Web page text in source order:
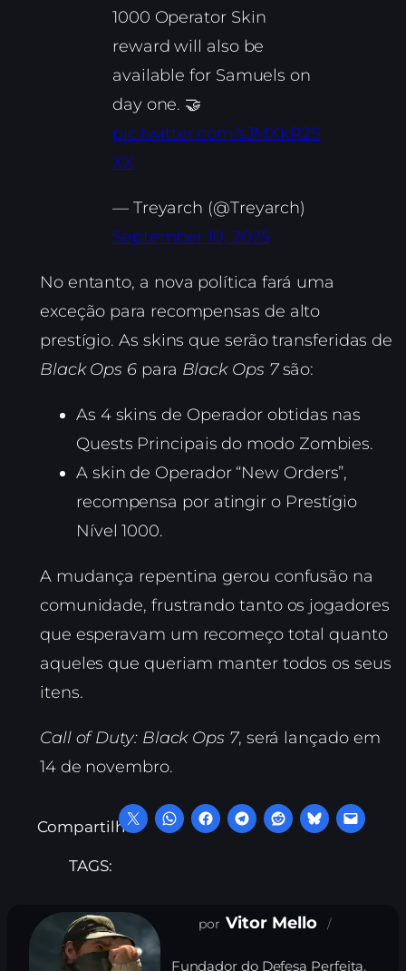
1000 Operator Skin
reward will also be
available for Samuels on
day one. 🤝
pic.twitter.com/sJMXkR2S
XX
— Treyarch (@Treyarch)
September 10, 2025
No entanto, a nova política fará uma
exceção para recompensas de alto
prestígio. As skins que serão transferidas de
Black Ops 6 para Black Ops 7são:
As 4 skins de Operador obtidas nas
Quests Principais do modo Zombies.
A skin de Operador “New Orders”,
recompensa por atingir o Prestígio
Nível 1000.
A mudança repentina gerou confusão na
comunidade, frustrando tanto os jogadores
que esperavam um recomeço total quanto
aqueles que queriam manter todos os seus
itens.
Call of Duty: Black Ops 7, será lançado em
14 de novembro.
Compartilhe:
TAGS:
Vitor Mello
Fundador do Defesa Perfeita.